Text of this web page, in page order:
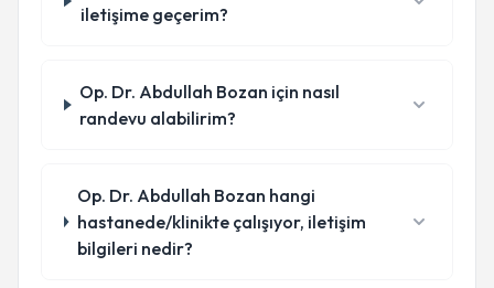
iletişime geçerim?
Op. Dr. Abdullah Bozan için nasıl
randevu alabilirim?
Op. Dr. Abdullah Bozan hangi
hastanede/klinikte çalışıyor, iletişim
bilgileri nedir?